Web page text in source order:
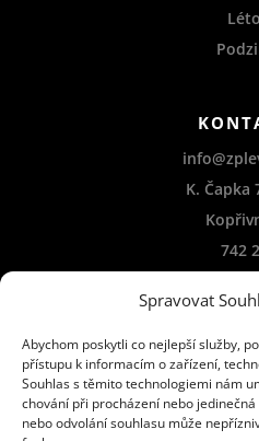
Spravovat
Abychom poskytli co nejlepší služby,
přístupu k informacím o zařízení,
Souhlas s těmito technologiemi nám
chování při procházení nebo
nebo odvolání souhlasu může
Léto
K. Čapka
742
AUTOŘI
Markéta
Tereza
Lioneer
Ferri –